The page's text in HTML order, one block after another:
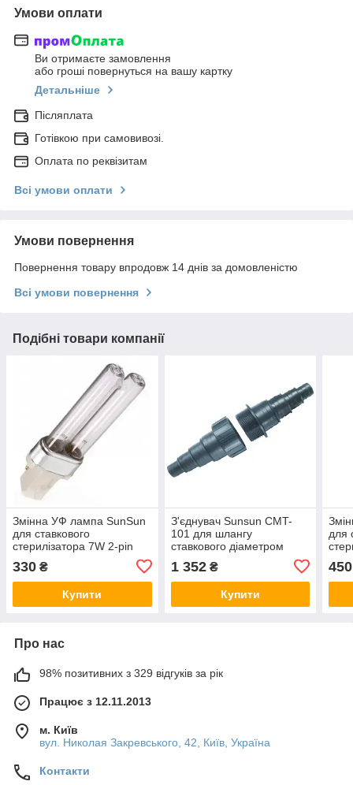
Умови оплати
Ви отримаєте замовлення
або гроші повернуться на вашу картку
Детальніше
Післяплата
Готівкою при самовивозі.
Оплата по реквізитам
Всі умови оплати
Умови повернення
Повернення товару впродовж 14 днів за домовленістю
Всі умови повернення
Подібні товари компанії
Змінна УФ лампа SunSun
для ставкового
стерилізатора 7W 2-pin
330 ₴
Купити
З'єднувач Sunsun CMT-
101 для шлангу
ставкового діаметром
1 352₴
Купити
для
450
Про нас
98% позитивних з 329 відгуків за рік
Працює з 12.11.2013
м. Київ
вул. Николая Закревського, 42, Київ, Україна
Контакти